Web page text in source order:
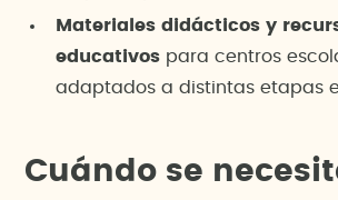
Materiales didácticos y
educativos para centros
adaptados a distintas etapas
Cuándo se